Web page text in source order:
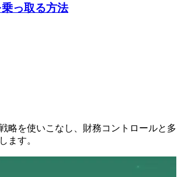
っ取る方法
略を使いこなし、財務コントロールと多
ます。